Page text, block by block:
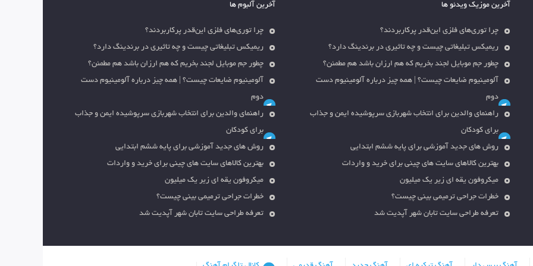
آخرین موزیک ویدئو ها
چرا توری‌های فلزی این‌قدر پرکاربردند؟
ریمیکس تبلیغاتی چیست و چه تاثیری در برندینگ دارد؟
چطور جم موبایل لجند بخریم که هم ارزان باشد هم مطمئن؟
آلومینیوم ضایعات چیست؟ | همه چیز درباره آلومینیوم دست
دوم
راهنمای والدین برای انتخاب شهربازی سرپوشیده ایمن و جذاب
برای کودکان
روش های جدید آموزشی برای پایه ششم ابتدایی
بهترین کالاهای سایت های چینی برای خرید و واردات
میکروفون یقه ای زیر یک میلیون
خطرات جراحی ترمیمی بینی چیست؟
تعرفه طراحی سایت تابان شهر آپدیت شد
آخرین آلبوم ها
چرا توری‌های فلزی این‌قدر پرکاربردند؟
ریمیکس تبلیغاتی چیست و چه تاثیری در برندینگ دارد؟
چطور جم موبایل لجند بخریم که هم ارزان باشد هم مطمئن؟
آلومینیوم ضایعات چیست؟ | همه چیز درباره آلومینیوم دست
دوم
راهنمای والدین برای انتخاب شهربازی سرپوشیده ایمن و جذاب
برای کودکان
روش های جدید آموزشی برای پایه ششم ابتدایی
بهترین کالاهای سایت های چینی برای خرید و واردات
میکروفون یقه ای زیر یک میلیون
خطرات جراحی ترمیمی بینی چیست؟
تعرفه طراحی سایت تابان شهر آپدیت شد